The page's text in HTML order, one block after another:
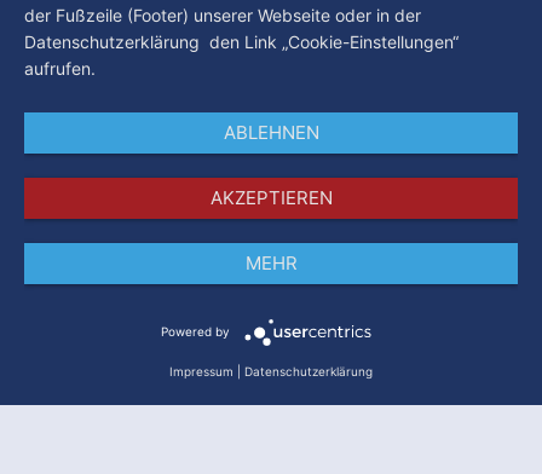
Datenschutz
der Fußzeile (Footer) unserer Webseite oder in der
Datenschutzerklärung den Link „Cookie-Einstellungen“
aufrufen.
ABLEHNEN
AKZEPTIEREN
MEHR
Powered by
Impressum Datenschutzerklärung